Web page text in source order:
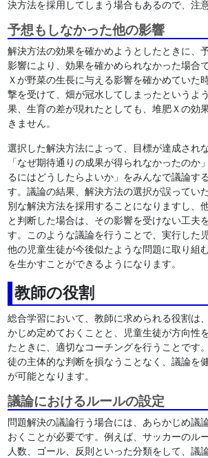
決方法を採用してしまう場合もあるので、注
予想もしなかった他の影響
解決方法の効果を確かめようとしたときに、
影響により、効果を確かめられなかった場合
Ｘが野菜の生長に与える影響を確かめていた
撃を受けて、畑が冠水してしまったというよ
果、生育の差が現れたとしても、堆肥Ｘの効
きません。
選択した解決方法によって、目標が達成され
「なぜ期待通りの成果が得られなかったのか
るにはどうしたらよいか」をみんなで議論す
す。議論の結果、解決方法の選択が誤ってい
別な解決方法を採用することになりますし、
と判断した場合は、その影響を受けない工夫
す。このような議論を行うことで、実行した
他の児童生徒が今後似たような問題に取り組
を生かすことができるようになります。
教師の役割
総合学習において、教師に求められる役割は
かじめ定めておくことと、児童生徒が方向性
たときに、適切なコーチングを行うことです
徒の主体的な判断を損なうことなく、議論を
が可能となります。
議論におけるルールの設定
問題解決の議論行う場合には、あらかじめ議
おくことが必要です。例えば、サッカーのル
人数、ゴール、反則といった分類をして、議